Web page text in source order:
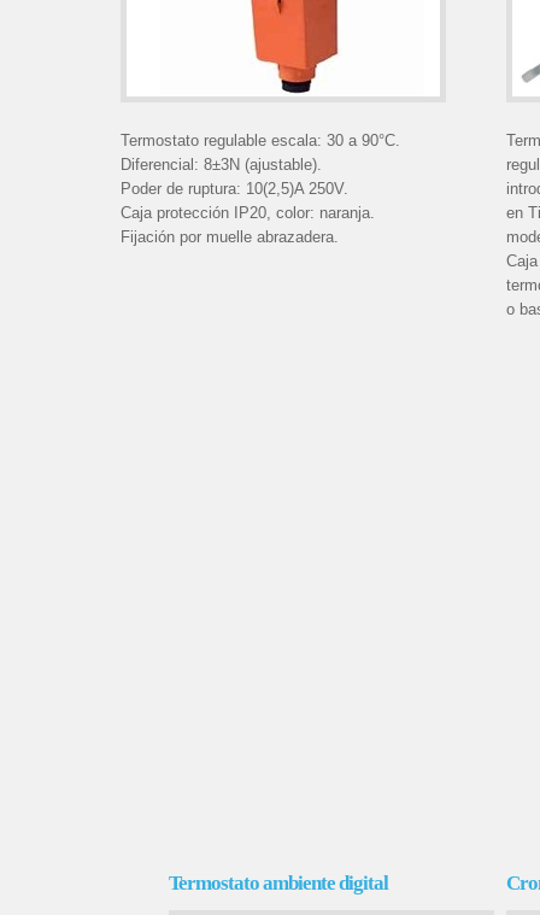
Termostato regulable escala: 30 a 90°C.
Diferencial: 8±3N (ajustable).
Poder de ruptura: 10(2,5)A 250V.
Caja protección IP20, color: naranja.
Fijación por muelle abrazadera.
en
o
Termostato ambiente digital